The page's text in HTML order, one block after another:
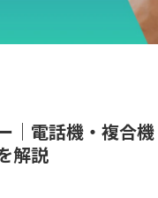
｜電話機・複合
解説